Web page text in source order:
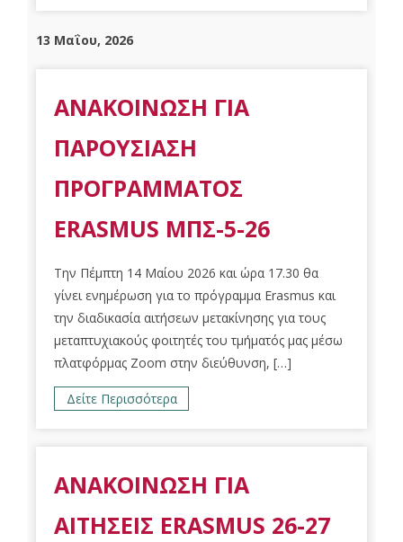
13 Μαΐου, 2026
ΑΝΑΚΟΙΝΩΣΗ ΓΙΑ
ΠΑΡΟΥΣΙΑΣΗ
ΠΡΟΓΡΑΜΜΑΤΟΣ
ERASMUS ΜΠΣ-5-26
Την Πέμπτη 14 Μαίου 2026 και ώρα 17.30 θα
γίνει ενημέρωση για το πρόγραμμα Erasmus και
την διαδικασία αιτήσεων μετακίνησης για τους
μεταπτυχιακούς φοιτητές του τμήματός μας μέσω
πλατφόρμας Zoom στην διεύθυνση, […]
Δείτε Περισσότερα
ΑΝΑΚΟΙΝΩΣΗ ΓΙΑ
ΑΙΤΗΣΕΙΣ ERASMUS 26-27